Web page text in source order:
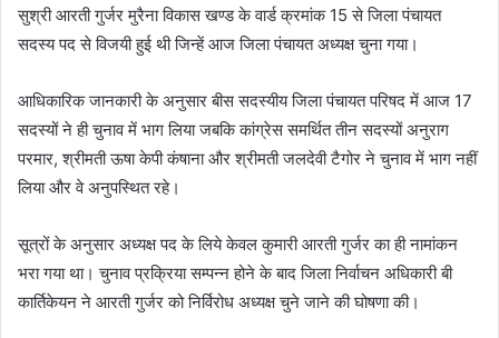
सुश्री आरती गुर्जर मुरैना विकास खण्ड के वार्ड क्रमांक 15 से जिला पंचायत
सदस्य पद से विजयी हुई थी जिन्हें आज जिला पंचायत अध्यक्ष चुना गया।
आधिकारिक जानकारी के अनुसार बीस सदस्यीय जिला पंचायत परिषद में आज 17
सदस्यों ने ही चुनाव में भाग लिया जबकि कांग्रेस समर्थित तीन सदस्यों अनुराग
परमार, श्रीमती ऊषा केपी कंषाना और श्रीमती जलदेवी टैगोर ने चुनाव में भाग नहीं
लिया और वे अनुपस्थित रहे।
सूत्रों के अनुसार अध्यक्ष पद के लिये केवल कुमारी आरती गुर्जर का ही नामांकन
भरा गया था। चुनाव प्रक्रिया सम्पन्न होने के बाद जिला निर्वाचन अधिकारी बी
कार्तिकेयन ने आरती गुर्जर को निर्विरोध अध्यक्ष चुने जाने की घोषणा की।